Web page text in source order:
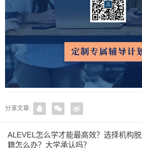
分享文章:
ALEVEL怎么学才能最高效？选择机构
籍怎么办？大学承认吗？